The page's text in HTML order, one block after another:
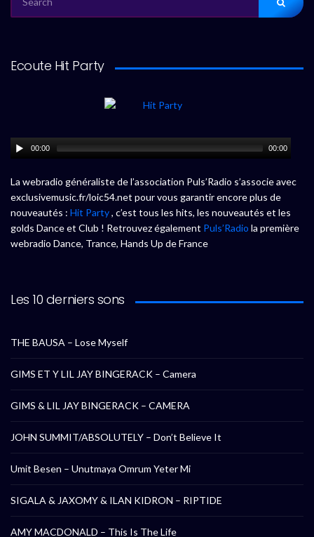
FOR:
Ecoute Hit Party
00:00 00:00
La webradio généraliste de l’association Puls’Radio s’associe avec
exclusivemusic.fr/loic54.net pour vous garantir encore plus de
nouveautés : Hit Party, c’est tous les hits, les nouveautés et les
golds Dance et Club ! Retrouvez également Puls’Radio la première
webradio Dance, Trance, Hands Up de France
Les 10 derniers sons
THE BAUSA – Lose Myself
GIMS ET Y LIL JAY BINGERACK – Camera
GIMS & LIL JAY BINGERACK – CAMERA
JOHN SUMMIT/ABSOLUTELY – Don’t Believe It
Umit Besen – Unutmaya Omrum Yeter Mi
SIGALA & JAXOMY & ILAN KIDRON – RIPTIDE
AMY MACDONALD – This Is The Life